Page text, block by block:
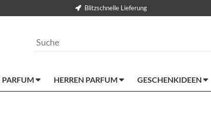
Blitzschnelle Lieferung
HERREN PARFUM GESCHENKIDEEN